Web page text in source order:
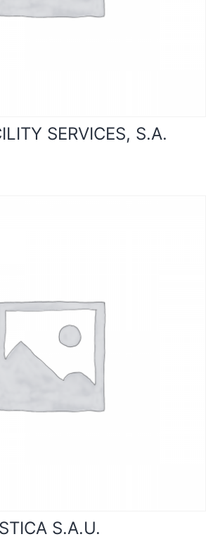
SERVICES, S.A.
S.A.U.